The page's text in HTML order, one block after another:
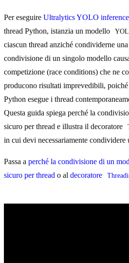
Per eseguire Ultralytics YOLO inference
thread Python, istanzia un modello
ciascun thread anziché condividerne
condivisione di un singolo modello
competizione (race conditions) che ne
producono risultati imprevedibili,
Python esegue i thread
Questa guida spiega perché la
sicuro per thread e illustra il decoratore
in cui devi necessariamente condividere
Passa a perché la condivisione di un
sicuro per thread o al decoratore